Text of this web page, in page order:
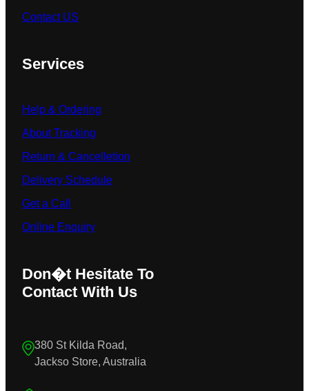
Contact US
Services
Help & Ordering
About Tracking
Return & Cancelletion
Delivery Schedule
Get a Call
Online Enquiry
Don�t Hesitate To
Contact With Us
380 St Kilda Road,
Jackso Store, Australia